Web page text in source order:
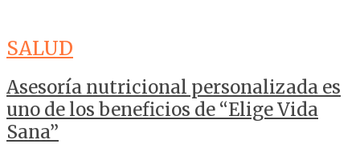
SALUD
Asesoría nutricional personalizada es
uno de los beneficios de “Elige Vida
Sana”